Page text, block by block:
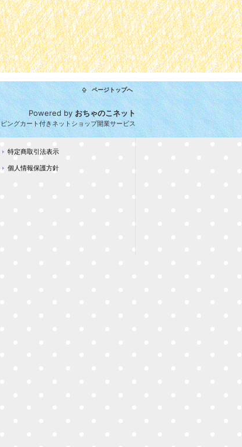
ページトップへ
Powered byおちゃのこネット
ングカート付きネットショップ開業サービス
特定商取引法表示
個人情報保護方針